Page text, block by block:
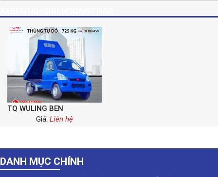
TQ WULING BEN
Giá: Liên hệ
DANH MỤC CHÍNH